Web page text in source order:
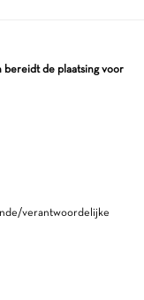
de plaatsing voor
verantwoordelijke